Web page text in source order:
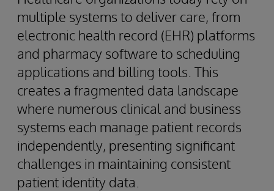
multiple systems to deliver care, from
electronic health record (EHR) platforms
and pharmacy software to scheduling
applications and billing tools. This
creates a fragmented data landscape
where numerous clinical and business
systems each manage patient records
independently, presenting significant
challenges in maintaining consistent
patient identity data.